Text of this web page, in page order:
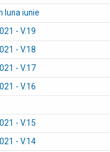
luna iunie
- V.19
- V.18
- V.17
- V.16
- V.15
- V.14